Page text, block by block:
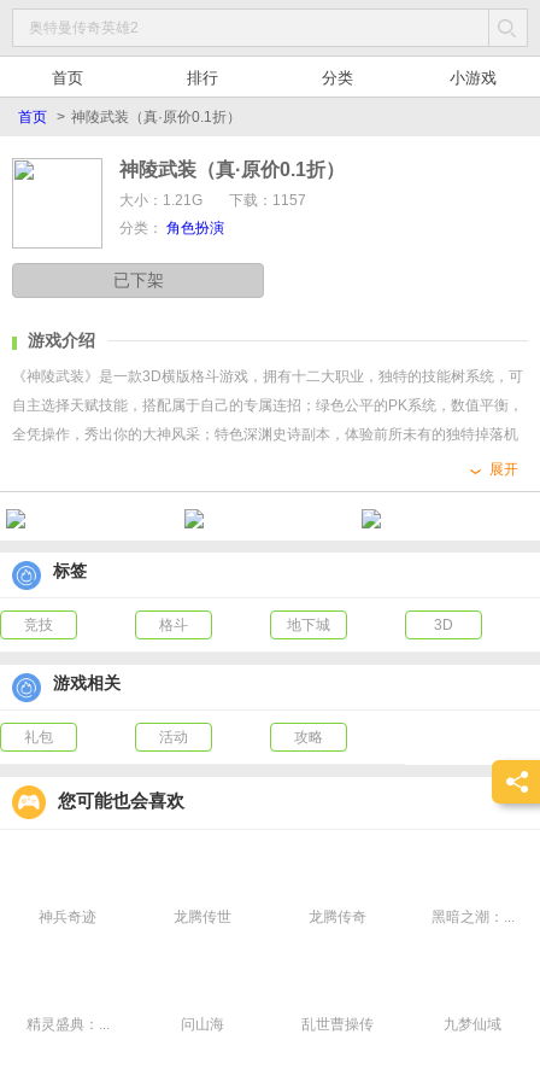
首页 排行 分类 小游戏
首页 > 神陵武装（真·原价0.1折）
神陵武装（真·原价0.1折）
大小：1.21G
下载：1157
分类： 角色扮演
已下架
游戏介绍
《神陵武装》是一款3D横版格斗游戏，拥有十二大职业，独特的技能树系统，可
自主选择天赋技能，搭配属于自己的专属连招；绿色公平的PK系统，数值平衡，
全凭操作，秀出你的大神风采；特色深渊史诗副本，体验前所未有的独特掉落机
黑暗笼罩万物，魔神肆虐人间，为了对抗邪恶的魔神，数以万计的冒险家集结一
心，培养出十二位实力超绝的勇者，他们不顾危险进入被污染的诅咒之岛，突破
展开
标签
竞技 格斗 地下城 3D
游戏相关
礼包 活动 攻略
您可能也会喜欢
神兵奇迹 龙腾传世 龙腾传奇 黑暗之潮：...
精灵盛典：... 问山海 乱世曹操传 九梦仙域